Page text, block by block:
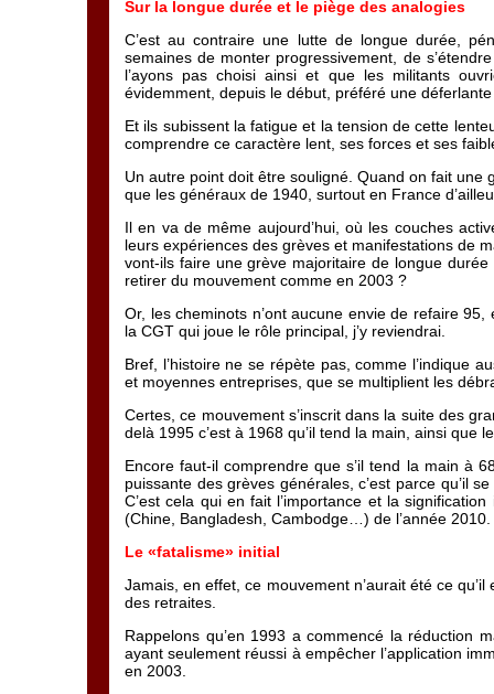
Sur la longue durée et le piège des analogies
C’est au contraire une lutte de longue durée,
semaines de monter progressivement, de
l’ayons pas choisi ainsi et que les militants
évidemment, depuis le début, préféré une
Et ils subissent la fatigue et la tension de cette
comprendre ce caractère lent, ses forces et ses
Un autre point doit être souligné. Quand on fait une
que les généraux de 1940, surtout en France
Il en va de même aujourd’hui, où les couches
leurs expériences des grèves et manifestations de
vont-ils faire une grève majoritaire de longue
retirer du mouvement comme en 2003 ?
Or, les cheminots n’ont aucune envie de refaire
la CGT qui joue le rôle principal, j’y reviendrai.
Bref, l’histoire ne se répète pas, comme l’indique
et moyennes entreprises, que se multiplient les
Certes, ce mouvement s’inscrit dans la suite des
delà 1995 c’est à 1968 qu’il tend la main, ainsi
Encore faut-il comprendre que s’il tend la main à
puissante des grèves générales, c’est parce qu’il
C’est cela qui en fait l’importance et la
(Chine, Bangladesh, Cambodge…) de l’année 2010.
Le «fatalisme» initial
Jamais, en effet, ce mouvement n’aurait été ce
des retraites.
Rappelons qu’en 1993 a commencé la réduction
ayant seulement réussi à empêcher l’application
en 2003.